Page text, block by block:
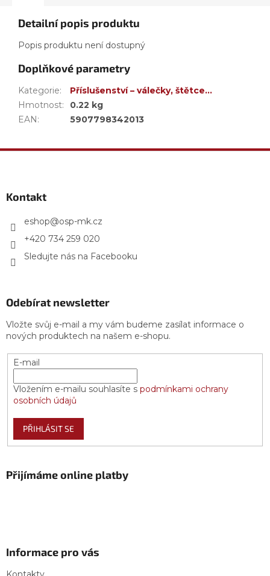
Detailní popis produktu
Popis produktu není dostupný
Doplňkové parametry
Kategorie:
Příslušenství – válečky, štětce…
Hmotnost:
0.22 kg
EAN: 5907798342013
Kontakt
eshop@osp-mk.cz
+420 734 259 020
Sledujte nás na Facebooku
Odebírat newsletter
Vložte svůj e-mail a my vám budeme zasílat informace o
nových produktech na našem e-shopu.
E-mail
Vložením e-mailu souhlasíte s podmínkami ochrany
osobních údajů
PŘIHLÁSIT SE
Přijímáme online platby
Informace pro vás